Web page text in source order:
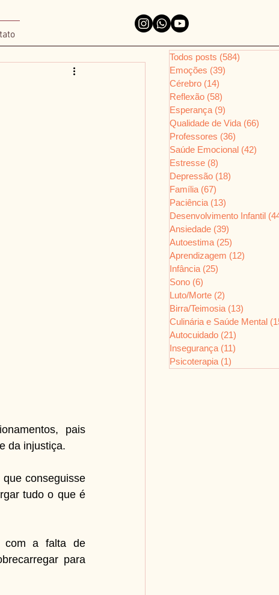
pais
da injustiça.
conseguisse
tudo o que é
com a falta de
para
Todos posts (584)
Emoções (39)
Cérebro (14)
Reflexão (58)
Esperança (9)
Qualidade de Vida (66)
Professores (36)
Saúde Emocional (42)
Estresse (8)
Depressão (18)
Família (67)
Paciência (13)
Desenvolvimento Infantil
Ansiedade (39)
Autoestima (25)
Aprendizagem (12)
Infância (25)
Sono (6)
Luto/Morte (2)
Birra/Teimosia (13)
Culinária e Saúde Mental
Autocuidado (21)
Insegurança (11)
Psicoterapia (1)